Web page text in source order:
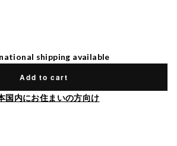
shipping available
Add to cart
国内にお住まいの方向け